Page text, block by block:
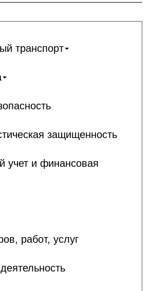
транспорт
защищенность
учет и финансовая
работ, услуг